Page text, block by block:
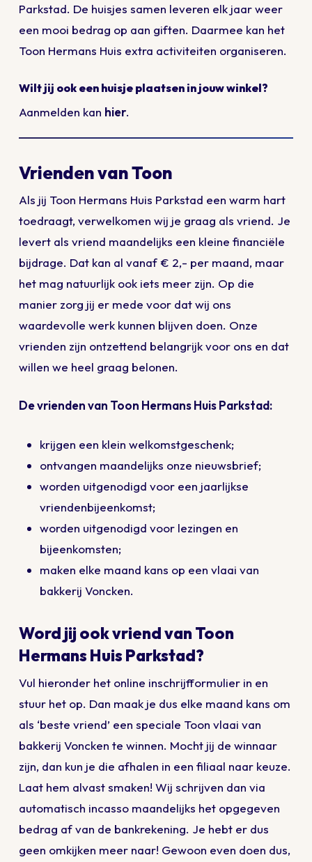
Parkstad. De huisjes samen leveren elk jaar weer
een mooi bedrag op aan giften. Daarmee kan het
Toon Hermans Huis extra activiteiten organiseren.
Wilt jij ook een huisje plaatsen in jouw winkel?
Aanmelden kan hier.
Vrienden van Toon
Als jij Toon Hermans Huis Parkstad een warm hart
toedraagt, verwelkomen wij je graag als vriend. Je
levert als vriend maandelijks een kleine financiële
bijdrage. Dat kan al vanaf € 2,- per maand, maar
het mag natuurlijk ook iets meer zijn. Op die
manier zorg jij er mede voor dat wij ons
waardevolle werk kunnen blijven doen. Onze
vrienden zijn ontzettend belangrijk voor ons en dat
willen we heel graag belonen.
De vrienden van Toon Hermans Huis Parkstad:
krijgen een klein welkomstgeschenk;
ontvangen maandelijks onze nieuwsbrief;
worden uitgenodigd voor een jaarlijkse
vriendenbijeenkomst;
worden uitgenodigd voor lezingen en
bijeenkomsten;
maken elke maand kans op een vlaai van
bakkerij Voncken.
Word jij ook vriend van Toon
Hermans Huis Parkstad?
Vul hieronder het online inschrijfformulier in en
stuur het op. Dan maak je dus elke maand kans om
als ‘beste vriend’ een speciale Toon vlaai van
bakkerij Voncken te winnen. Mocht jij de winnaar
zijn, dan kun je die afhalen in een filiaal naar keuze.
Laat hem alvast smaken! Wij schrijven dan via
automatisch incasso maandelijks het opgegeven
bedrag af van de bankrekening. Je hebt er dus
geen omkijken meer naar! Gewoon even doen dus,